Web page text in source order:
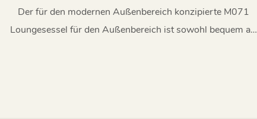
Outdoor M071
Der für den modernen Außenbereich konzipierte M071
Loungesessel für den Außenbereich ist sowohl bequem als